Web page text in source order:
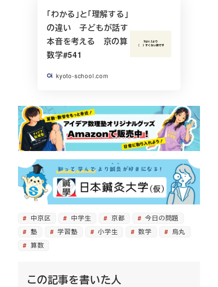
「わかる」と「理解する」
の違い 子どもが話す
本音を考える 京の算
数学#541
kyoto-school.com
中京区 中学生 京都
今日の問題
塾
学習塾 小学生 数学
烏丸
算数
この記事を書いた人